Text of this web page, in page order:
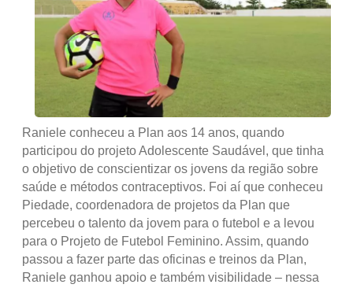
Raniele conheceu a Plan aos 14 anos, quando
participou do projeto Adolescente Saudável, que tinha
o objetivo de conscientizar os jovens da região sobre
saúde e métodos contraceptivos. Foi aí que conheceu
Piedade, coordenadora de projetos da Plan que
percebeu o talento da jovem para o futebol e a levou
para o Projeto de Futebol Feminino. Assim, quando
passou a fazer parte das oficinas e treinos da Plan,
Raniele ganhou apoio e também visibilidade – nessa